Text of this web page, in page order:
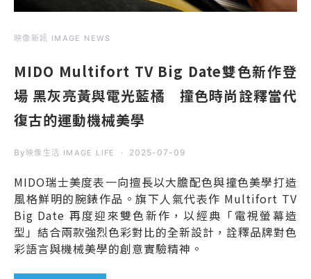
映像新訊 IMAGE NEWS
MIDO Multifort TV Big Date雙色新作登
場 黑灰亮黃與電光藍橘 撞色時尚詮釋當代
復古的運動機械美學
By 映像生活 IMAGE LIFE 2025-07-09
MIDO瑞士美度表一向擅長以大膽配色與撞色美學打造
風格鮮明的腕錶作品。旗下人氣代表作 Multifort TV
Big Date 再度迎來雙色新作，以經典「電視螢幕造
型」結合兩款強烈色彩對比的全新設計，詮釋品牌對色
彩語言與機械美學的創意實驗精神。